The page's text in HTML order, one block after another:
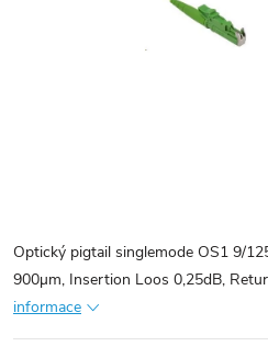
Optický pigtail singlemode OS1 9/
900µm, Insertion Loos 0,25dB,
informace